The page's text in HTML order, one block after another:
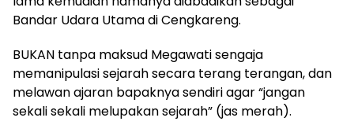
Bandar Udara Utama di Cengkareng.
BUKAN tanpa maksud Megawati sengaja
memanipulasi sejarah secara terang terangan, dan
melawan ajaran bapaknya sendiri agar “jangan
sekali sekali melupakan sejarah” (jas merah).